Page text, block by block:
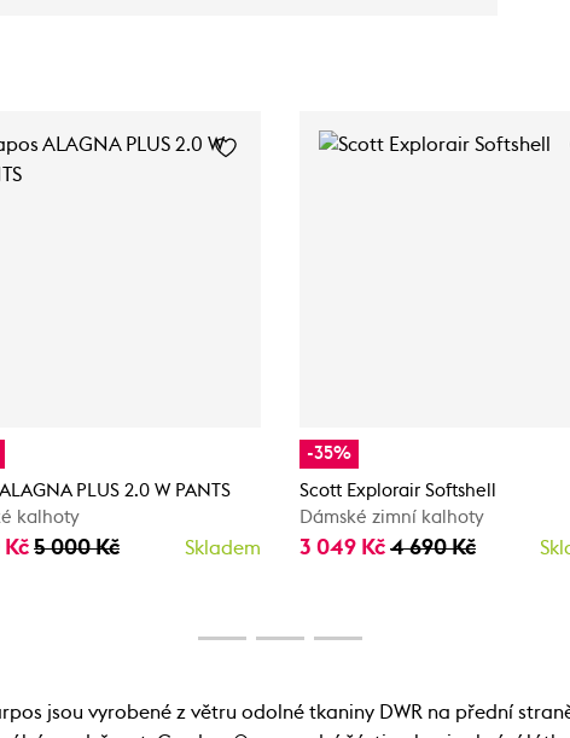
PLUS 2.0 W PANTS
kalhoty
Kč 5 000 Kč Skladem
-35%
Scott Explorair Softshell
Dámské zimní kalhoty
3 049 Kč 4 690 Kč
jsou vyrobené z větru odolné tkaniny DWR na přední